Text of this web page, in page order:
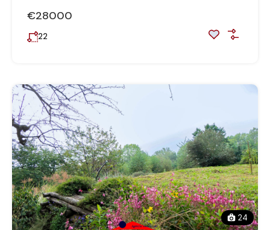
€28000
22
24